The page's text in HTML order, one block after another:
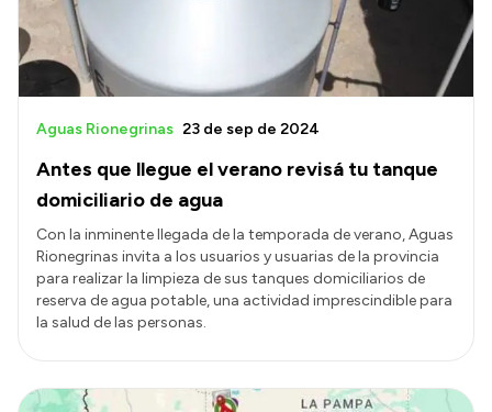
Antes que llegue el verano revisá tu tanque
domiciliario de agua
Aguas Rionegrinas 23 de sep de 2024
Con la inminente llegada de la temporada de verano, Aguas
Rionegrinas invita a los usuarios y usuarias de la provincia
para realizar la limpieza de sus tanques domiciliarios de
reserva de agua potable, una actividad imprescindible para
la salud de las personas.